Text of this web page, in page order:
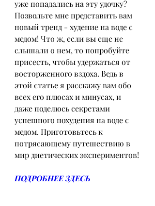
уже попадались на эту удочку?
Позвольте мне представить вам
новый тренд - худение на воде с
медом! Что ж, если вы еще не
слышали о нем, то попробуйте
присесть, чтобы удержаться от
восторженного вздоха. Ведь в
этой статье я расскажу вам обо
всех его плюсах и минусах, и
даже поделюсь секретами
успешного похудения на воде с
медом. Приготовьтесь к
потрясающему путешествию в
мир диетических экспериментов!
ПОДРОБНЕЕ ЗДЕСЬ